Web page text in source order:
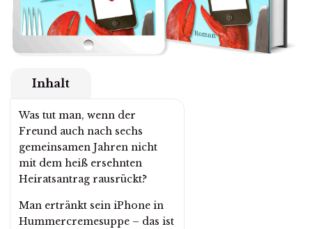
Inhalt
Was tut man, wenn der
Freund auch nach sechs
gemeinsamen Jahren nicht
mit dem heiß ersehnten
Heiratsantrag rausrückt?
Man ertränkt sein iPhone in
Hummercremesuppe – das ist